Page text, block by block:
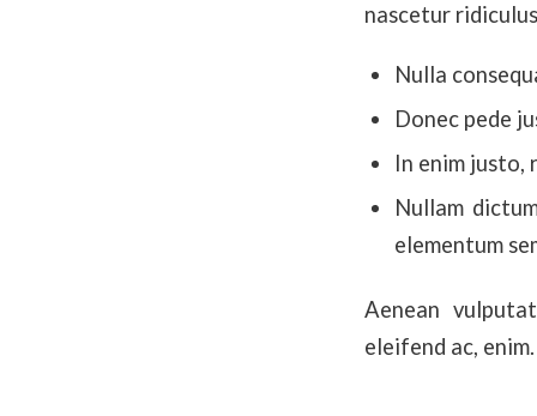
nascetur
Nulla
Donec pede
In enim justo,
Nullam
elementum
Aenean
eleifend ac, enim.